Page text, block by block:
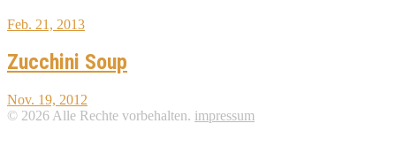
Feb. 21, 2013
Zucchini Soup
Nov. 19, 2012
© 2026 Alle Rechte vorbehalten. impressum